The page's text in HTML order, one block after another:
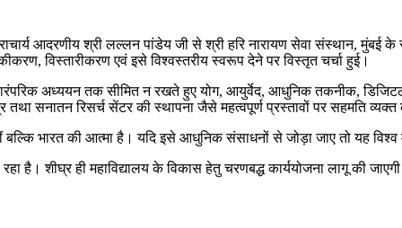
आदरणीय श्री लल्लन पांडेय जी से श्री हरि नारायण सेवा संस्थान, मुंबई के
विस्तारीकरण एवं इसे विश्वस्तरीय स्वरूप देने पर विस्तृत चर्चा हुई।
अध्ययन तक सीमित न रखते हुए योग, आयुर्वेद, आधुनिक तकनीक,
सनातन रिसर्च सेंटर की स्थापना जैसे महत्वपूर्ण प्रस्तावों पर सहमति
भारत की आत्मा है। यदि इसे आधुनिक संसाधनों से जोड़ा जाए तो यह
है। शीघ्र ही महाविद्यालय के विकास हेतु चरणबद्ध कार्ययोजना लागू की